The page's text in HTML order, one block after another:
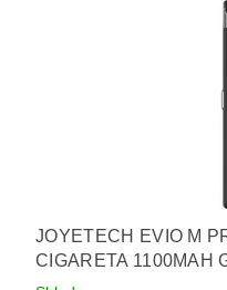
JOYETECH EVIO M
CIGARETA 1100MAH